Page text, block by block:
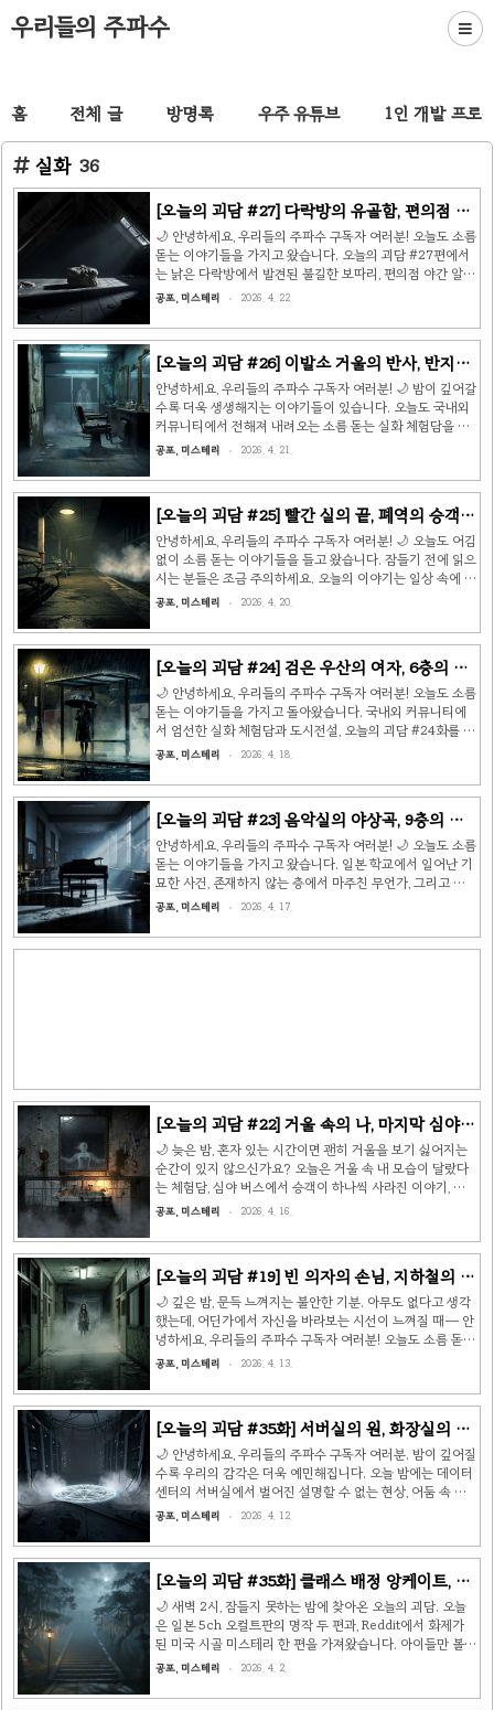
우리들의 주파수
홈 전체 글 방명록 우주 유튜브 1인 개발 프로
실화 36
[오늘의 괴담 #27] 다락방의 유골함, 편의점 야
간 손님, 그리고 어린 시절의 편지 👻
🌙 안녕하세요, 우리들의 주파수 구독자 여러분! 오늘도 소름
돋는 이야기들을 가지고 왔습니다. 오늘의 괴담 #27편에서
는 낡은 다락방에서 발견된 불길한 보따리, 편의점 야간 알바
를 공포로 물들인 단골 손님, 그리고 수십 년 만에 어린 시절
니다. 자, 불을 끄고 시작해볼까요? 👻 📖 이야기 1: 다락방
님 댁을 정리하면서 있었던 일입니다. 어릴 때부터 무서워서
한 번도 올라가지 못했던 다락방을 처음으로 열었습니다. 할
머니는 항상 "거기엔 올라가지 마라"고 하셨는데, 이제 두 분
다 돌아가신 후라 정리가 필요했거든요. 다락방 한쪽 구석에
낡은 보자기로 꼭꼭 묶인 보따리 하나가 있었습니다...
공포, 미스테리 2026. 4. 22.
[오늘의 괴담 #26] 이발소 거울의 반사, 반지하
의 노래, 그리고 숲속의 위치 핀 👻
안녕하세요, 우리들의 주파수 구독자 여러분! 🌙 밤이 깊어갈
수록 더욱 생생해지는 이야기들이 있습니다. 오늘도 국내외
커뮤니티에서 전해져 내려오는 소름 돋는 실화 체험담을 들
려드릴게요. 불 꺼진 방에서 혼자 읽지 마세요… 😨 📖 이야
동네에 30년 넘게 영업 중인 작은 이발소가 있었습니다. 단
한 게 비친다는 이야기였습니다. 그 이발소에 자주 다니던 직
장인 남성이 어느 날 오후에 머리를 자르러 갔습니다. 이발사
할아버지가 능숙하게 가위질을 하는 동안 남성은 습관처럼
정면 거울을 바라보고 있었습니다. 그런데 뒤쪽에 놓인 거울,
즉 등 뒤를 비추는 작은 손거울에 이상한 것이 보였습니다...
공포, 미스테리 2026. 4. 21.
[오늘의 괴담 #25] 빨간 실의 끝, 폐역의 승객,
그리고 샤워실의 목소리 👻
안녕하세요, 우리들의 주파수 구독자 여러분! 🌙 오늘도 어김
없이 소름 돋는 이야기들을 들고 왔습니다. 잠들기 전에 읽으
시는 분들은 조금 주의하세요. 오늘의 이야기는 일상 속에 스
며든 기이한 사건들, 절대 설명할 수 없는 현상들로 가득합니
집니다. 😅 📖 이야기 1: 빨간 실의 끝출처: 일본 5ch 불가사
입니다. 그는 평소처럼 피곤하게 퇴근하고 집에 돌아와 바로
잠들었다고 했습니다. 그런데 다음 날 아침에 눈을 뜨자마자
뭔가 이상한 느낌이 들었습니다. 오른손 약지에 빨간 실이 묶
여 있었습니다. 처음엔 간밤에 술을 마셨나 싶었는데, 전날
밤 한 방울도 안 마셨다는 걸 분명히 기억..
공포, 미스테리 2026. 4. 20.
[오늘의 괴담 #24] 검은 우산의 여자, 6층의 쿵
쿵 소리, 그리고 유품 정리사의 일기 👻
🌙 안녕하세요, 우리들의 주파수 구독자 여러분! 오늘도 소름
돋는 이야기들을 가지고 돌아왔습니다. 국내외 커뮤니티에
서 엄선한 실화 체험담과 도시전설, 오늘의 괴담 #24화를 시
작합니다. 불 켜고 읽으세요. 👻 📖 이야기 1: 검은 우산의 여
밤 11시가 넘어 버스 정류장에서 혼자 기다리고 있었다. 장
희미하게 비추고 있었다. 그때 정류장 끝쪽, 어둠 속에서 검
은 우산을 쓴 여자가 서 있는 것이 눈에 들어왔다. 아까부터
저기 있었던 건지, 갑자기 나타난 건지 기억이 나지 않았다.
신경 쓰이긴 했지만 그냥 다른 승객이겠거니 생각했다. 그런
데 버스를 기다리는 동안, 슬쩍슬쩍 볼 때마다 그..
공포, 미스테리 2026. 4. 18.
[오늘의 괴담 #23] 음악실의 야상곡, 9층의 비
밀, 그리고 죽은 남편의 메시지 👻
안녕하세요, 우리들의 주파수 구독자 여러분! 🌙 오늘도 소름
돋는 이야기들을 가지고 왔습니다. 일본 학교에서 일어난 기
묘한 사건, 존재하지 않는 층에서 마주친 무언가, 그리고 세
상을 떠난 남편에게서 온 마지막 경고까지. 불 꺼진 방에서
음악실의 야상곡출처: 일본 학교 오컬트 체험담 (5ch 불가사
공포, 미스테리 2026. 4. 17.
[오늘의 괴담 #22] 거울 속의 나, 마지막 심야
버스, 그리고 지하실의 노크 👻
🌙 늦은 밤, 혼자 있는 시간이면 괜히 거울을 보기 싫어지는
순간이 있지 않으신가요? 오늘은 거울 속 내 모습이 달랐다
는 체험담, 심야 버스에서 승객이 하나씩 사라진 이야기, 그
리고 아무도 없는 지하실에서 들려온 노크 소리에 대한 세 가
읽으세요. 😶 📖 이야기 1: 거울 속의 나— DC인사이드 공
작했습니다. 원룸 계약을 마치고 이사 온 첫날, 짐을 풀다 보
니 욕실 벽면을 가득 채운 낡은 전신 거울이 눈에 들어왔습니
다. 집주인이 두고 간 물건인 것 같았는데, 워낙 오래된 것이
라 테두리가 검게 산화돼 있었습니다. 그냥 쓰기로 했습니다.
처음 한 달은 아무 이상이 없었습니다. 그런데 ..
공포, 미스테리 2026. 4. 16.
[오늘의 괴담 #19] 빈 의자의 손님, 지하철의 그
림자, 그리고 사진 속 얼굴 👻
🌙 깊은 밤, 문득 느껴지는 불안한 기분. 아무도 없다고 생각
했는데, 어딘가에서 자신을 바라보는 시선이 느껴질 때— 안
녕하세요, 우리들의 주파수 구독자 여러분! 오늘도 소름 돋는
괴담 세 편을 준비했습니다. 잠들기 전 읽지 마세요. 😱 📖
할머니 댁에서 있었던 일입니다. 저는 어렸을 때부터 할머니
낡은 목재 의자가 하나 있었는데, 할머니는 절대로 그 의자에
앉지 않았고, 저에게도 "거기엔 앉으면 안 된다"고 말씀하셨
죠. 어느 날 밤, 잠이 잘 오지 않아서 물 한 잔 마시려고 거실
에 나왔습니다. 그런데 달빛이 비치는 창 아래, 그 빈 의자에
누군가가 앉아 있었습니다. 흰 머리의 ..
공포, 미스테리 2026. 4. 13.
[오늘의 괴담 #35화] 서버실의 원, 화장실의 방
문자, 그리고 침묵을 선택한 마을 👻
🌙 안녕하세요, 우리들의 주파수 구독자 여러분. 밤이 깊어질
수록 우리의 감각은 더욱 예민해집니다. 오늘 밤에는 데이터
센터의 서버실에서 벌어진 설명할 수 없는 현상, 어둠 속 야
외 화장실에서의 끔찍한 조우, 그리고 스스로 목소리를 포기
편안한 자세로 읽어주세요. 🕯️ 📖 이야기 1: 서버실의 원 —
DiviCore Technologies. 수석 기술자 보리스 모로조프는
평범한 유지보수 점검을 하고 있었습니다. 2월 23일, 서버
랙 56번부터 61번 사이에서 다수의 RAM 유닛이 고장 났습
니다. 흔한 일이었습니다. 데이터센터에서 하드웨어 고장은
매일 일어나니까요. 하지만 보리스는 이상..
공포, 미스테리 2026. 4. 12.
[오늘의 괴담 #35화] 클래스 배정 앙케이트, 옥
수수밭의 실종, 그리고 킨킨상 👻
🌙 새벽 2시, 잠들지 못하는 밤에 찾아온 오늘의 괴담. 오늘
은 일본 5ch 오컬트판의 명작 두 편과, Reddit에서 화제가
된 미국 시골 미스테리 한 편을 가져왔습니다. 아이들만 볼
수 있는 존재, 어린 시절의 치명적 선택, 그리고 옥수수밭에
기 1: 킨킨상 — 아이들에게만 보이는 존재 (5ch 洒落怖) 유
공포, 미스테리 2026. 4. 2.